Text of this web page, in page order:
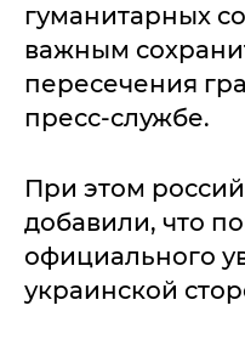
гуманитарных
важным
пересечения
пресс-службе.
При этом
добавили, что
официального
украинской